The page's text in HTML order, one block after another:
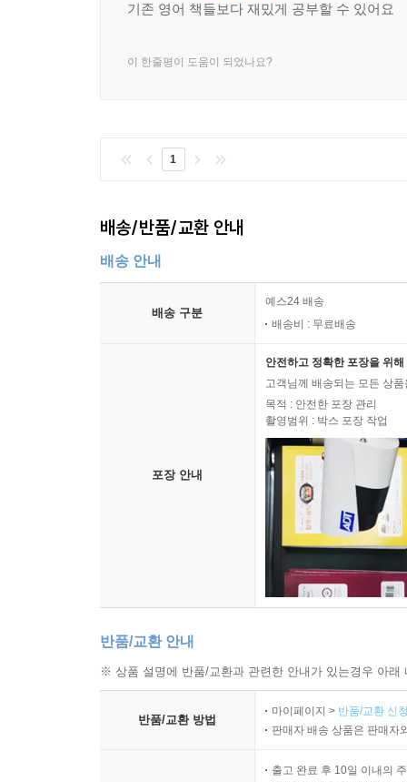
기존 영어 책들보다 재밌게 공부할 수 있어요
이 한줄평이 도움이 되었나요?
1
배송/반품/교환 안내
배송 안내
배송 구분
예스24 배송
배송비 : 무료배송
포장 안내
안전하고 정확한 포장을 위
고객님께 배송되는 모든 상
목적 : 안전한 포장 관리
촬영범위 : 박스 포장 작업
반품/교환 안내
※ 상품 설명에 반품/교환과 관련한 안내가 있는경우 아
반품/교환 방법
마이페이지 > 반품/교환 신
판매자 배송 상품은 판매자
출고 완료 후 10일 이내의